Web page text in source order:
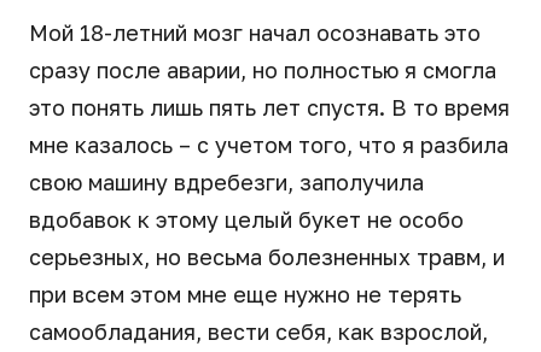
Мой 18-летний мозг начал осознавать это
сразу после аварии, но полностью я смогла
это понять лишь пять лет спустя. В то время
мне казалось – с учетом того, что я разбила
свою машину вдребезги, заполучила
вдобавок к этому целый букет не особо
серьезных, но весьма болезненных травм, и
при всем этом мне еще нужно не терять
самообладания, вести себя, как взрослой,